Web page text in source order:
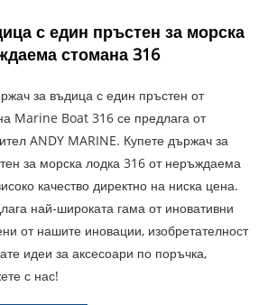
с един пръстен за морска
стомана 316
за въдица с един пръстен от
Marine Boat 316 се предлага от
ANDY MARINE. Купете държач за
за морска лодка 316 от неръждаема
качество директно на ниска цена.
най-широката гама от иновативни
от нашите иновации, изобретателност
идеи за аксесоари по поръчка,
с нас!